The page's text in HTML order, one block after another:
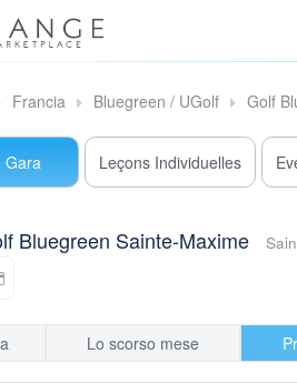
Francia Bluegreen / UGolf Golf
Gara Leçons Individuelles
Bluegreen Sainte-Maxime
Lo scorso mese